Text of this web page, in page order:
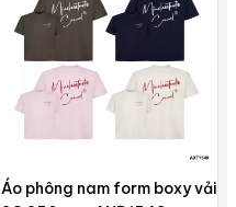
Áo phông nam form boxy vải